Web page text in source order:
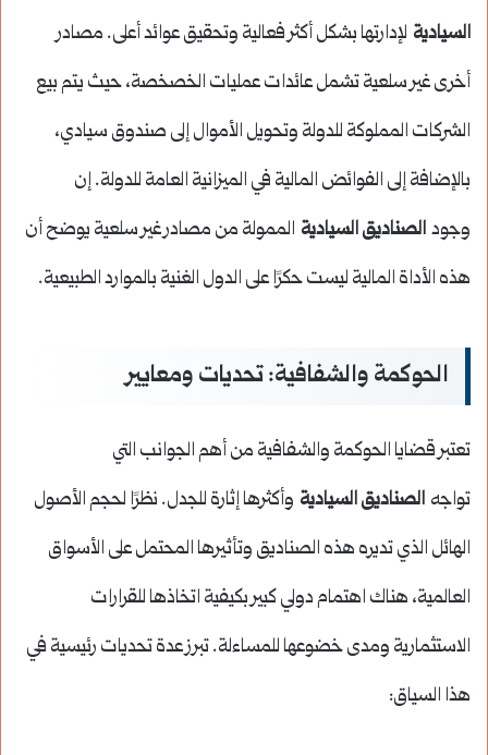
السيادية لإدارتها بشكل أكثر فعالية وتحقيق عوائد أعلى. مصادر
أخرى غير سلعية تشمل عائدات عمليات الخصخصة، حيث يتم بيع
الشركات المملوكة للدولة وتحويل الأموال إلى صندوق سيادي،
بالإضافة إلى الفوائض المالية في الميزانية العامة للدولة. إن
وجود الصناديق السيادية الممولة من مصادر غير سلعية يوضح أن
هذه الأداة المالية ليست حكرًا على الدول الغنية بالموارد الطبيعية.
الحوكمة والشفافية: تحديات ومعايير
تعتبر قضايا الحوكمة والشفافية من أهم الجوانب التي
تواجه الصناديق السيادية وأكثرها إثارة للجدل. نظرًا لحجم الأصول
الهائل الذي تديره هذه الصناديق وتأثيرها المحتمل على الأسواق
العالمية، هناك اهتمام دولي كبير بكيفية اتخاذها للقرارات
الاستثمارية ومدى خضوعها للمساءلة. تبرز عدة تحديات رئيسية في
هذا السياق: